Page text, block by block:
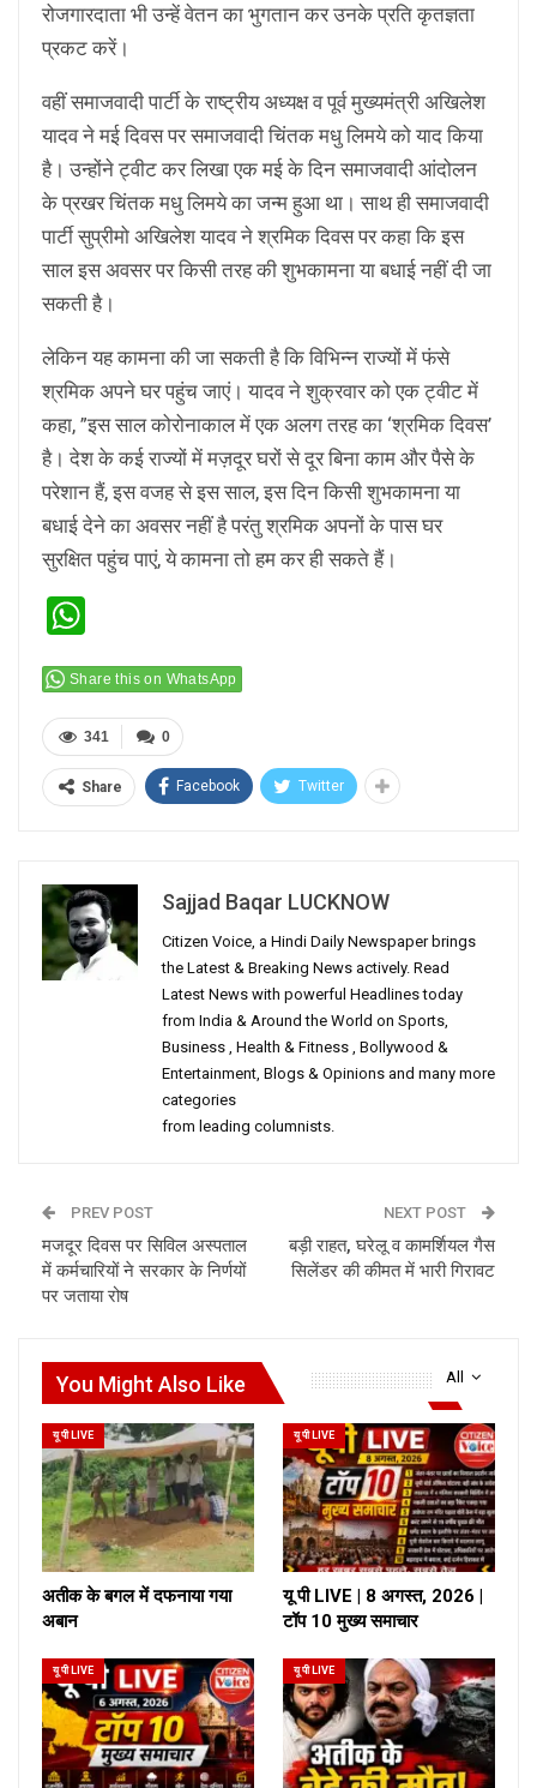
रोजगारदाता भी उन्हें वेतन का भुगतान कर उनके प्रति कृतज्ञता
प्रकट करें।
वहीं समाजवादी पार्टी के राष्ट्रीय अध्यक्ष व पूर्व मुख्यमंत्री अखिलेश
यादव ने मई दिवस पर समाजवादी चिंतक मधु लिमये को याद किया
है। उन्होंने ट्वीट कर लिखा एक मई के दिन समाजवादी आंदोलन
के प्रखर चिंतक मधु लिमये का जन्म हुआ था। साथ ही समाजवादी
पार्टी सुप्रीमो अखिलेश यादव ने श्रमिक दिवस पर कहा कि इस
साल इस अवसर पर किसी तरह की शुभकामना या बधाई नहीं दी जा
सकती है।
लेकिन यह कामना की जा सकती है कि विभिन्न राज्यों में फंसे
श्रमिक अपने घर पहुंच जाएं। यादव ने शुक्रवार को एक ट्वीट में
कहा, ”इस साल कोरोनाकाल में एक अलग तरह का ‘श्रमिक दिवस’
है। देश के कई राज्यों में मज़दूर घरों से दूर बिना काम और पैसे के
परेशान हैं, इस वजह से इस साल, इस दिन किसी शुभकामना या
बधाई देने का अवसर नहीं है परंतु श्रमिक अपनों के पास घर
सुरक्षित पहुंच पाएं, ये कामना तो हम कर ही सकते हैं।
Share this on WhatsApp
0
341
Share Facebook Twitter
Sajjad Baqar LUCKNOW
Citizen Voice, a Hindi Daily Newspaper brings
the Latest & Breaking News actively. Read
Latest News with powerful Headlines today
from India & Around the World on Sports,
Business , Health & Fitness , Bollywood &
Entertainment, Blogs & Opinions and many more
categories
from leading columnists.
PREV POST
मजदूर दिवस पर सिविल अस्पताल
में कर्मचारियों ने सरकार के निर्णयों
पर जताया रोष
NEXT POST
बड़ी राहत, घरेलू व कामर्शियल गैस
सिलेंडर की कीमत में भारी गिरावट
All
You Might Also Like
यू पी LIVE
अतीक के बगल में दफनाया गया
अबान
यू पी LIVE
यू पी LIVE | 8 अगस्त, 2026 |
टॉप 10 मुख्य समाचार
यू पी LIVE यू पी LIVE